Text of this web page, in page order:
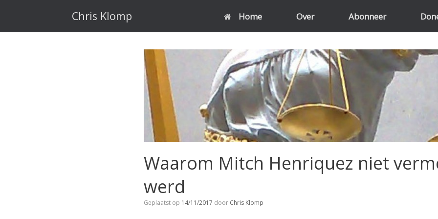
inhoud
Chris Klomp Home Over Abonneer
Waarom Mitch Henriquez niet
werd
Geplaatst op 14/11/2017 door Chris Klomp